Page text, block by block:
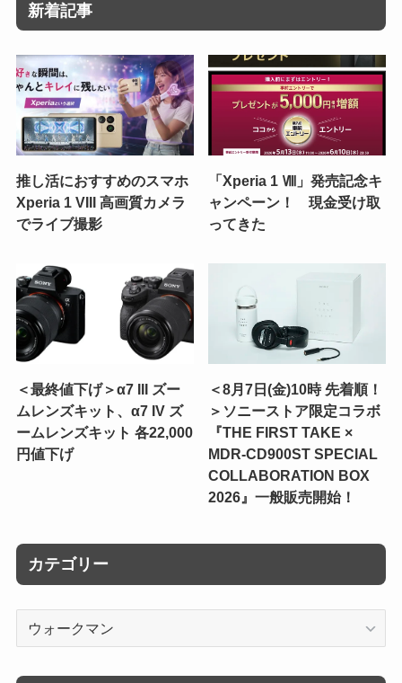
新着記事
推し活におすすめのスマホ
Xperia 1 VIII 高画質カメラ
でライブ撮影
「Xperia 1 Ⅷ」発売記念キ
ャンペーン！ 現金受け取
ってきた
＜最終値下げ＞α7 III ズー
ムレンズキット、α7 IV ズ
ームレンズキット 各22,000
円値下げ
＜8月7日(金)10時 先着順！
＞ソニーストア限定コラボ
『THE FIRST TAKE ×
MDR-CD900ST SPECIAL
COLLABORATION BOX
2026』一般販売開始！
カテゴリー